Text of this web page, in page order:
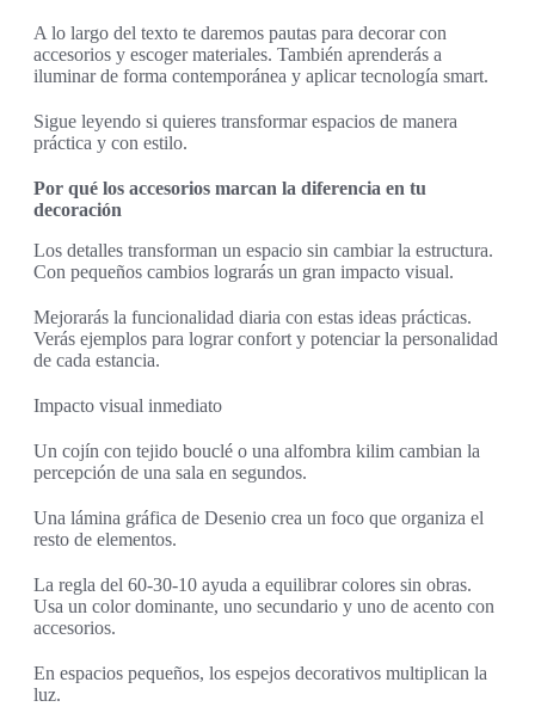
A lo largo del texto te daremos pautas para decorar con
accesorios y escoger materiales. También aprenderás a
iluminar de forma contemporánea y aplicar tecnología smart.
Sigue leyendo si quieres transformar espacios de manera
práctica y con estilo.
Por qué los accesorios marcan la diferencia en tu
decoración
Los detalles transforman un espacio sin cambiar la estructura.
Con pequeños cambios lograrás un gran impacto visual.
Mejorarás la funcionalidad diaria con estas ideas prácticas.
Verás ejemplos para lograr confort y potenciar la personalidad
de cada estancia.
Impacto visual inmediato
Un cojín con tejido bouclé o una alfombra kilim cambian la
percepción de una sala en segundos.
Una lámina gráfica de Desenio crea un foco que organiza el
resto de elementos.
La regla del 60-30-10 ayuda a equilibrar colores sin obras.
Usa un color dominante, uno secundario y uno de acento con
accesorios.
En espacios pequeños, los espejos decorativos multiplican la
luz.